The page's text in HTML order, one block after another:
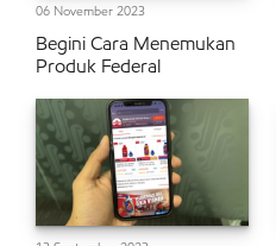
06 November 2023
Begini Cara Menemukan
Produk Federal